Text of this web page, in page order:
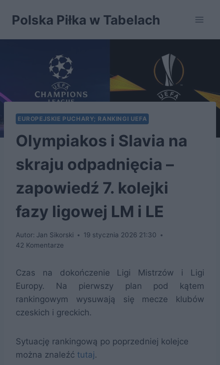
Polska Piłka w Tabelach
EUROPEJSKIE PUCHARY; RANKINGI UEFA
Olympiakos i Slavia na
skraju odpadnięcia –
zapowiedź 7. kolejki
fazy ligowej LM i LE
Autor: Jan Sikorski
19 stycznia 2026 21:30
42 Komentarze
Czas na dokończenie Ligi Mistrzów i Ligi
Europy. Na pierwszy plan pod kątem
rankingowym wysuwają się mecze klubów
czeskich i greckich.
Sytuację rankingową po poprzedniej kolejce
można znaleźć tutaj.